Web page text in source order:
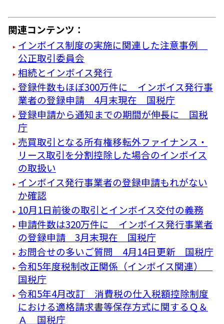
関連コンテンツ：
インボイス制度の実施に関連した注意事例
公正取引委員会
相続とインボイス発行
登録件数もほぼ300万件に インボイス発行事
業者の登録申請 4月末現在 国税庁
登録申請から通知までの期間が伸長に 国税
庁
売買取引となる所有権移転外ファイナンス・
リース取引を分割控除した場合のインボイス
の取扱い
インボイス発行事業者の登録申請もれがない
か確認
10月1日前後の取引とインボイス交付の義務
申請件数は320万件に インボイス発行事業者
の登録申請 3月末現在 国税庁
お問合せの多いご質問 4月14日更新 国税庁
令和5年度税制改正関係（インボイス関連）
国税庁
令和5年4月改訂 消費税の仕入税額控除制度
における適格請求書等保存方式に関するＱ＆
Ａ 国税庁